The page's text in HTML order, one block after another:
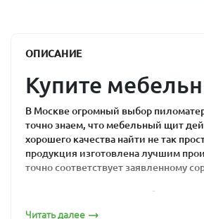
ОПИСАНИЕ
Купите
В Москве огромный выбор
точно знаем, что мебельный щит
хорошего качества найти не так
продукция изготовлена лучшим
точно соответствует заявленному
Почему
Читать далее